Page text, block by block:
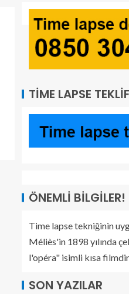
TIME LAPSE
ÖNEMLI BILGILER!
Time lapse tekniğinin
Méliès'in 1898 yılında
l'opéra" isimli kısa
SON YAZILAR